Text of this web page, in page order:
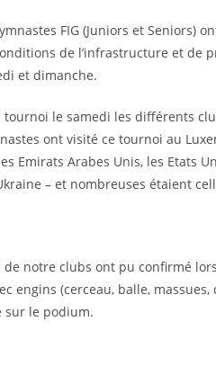
FIG (Juniors et Seniors)
de l’infrastructure et de
et dimanche.
tournoi le samedi les différents
ont visité ce tournoi au
Emirats Arabes Unis, les Etats
– et nombreuses étaient
de notre clubs ont pu confirmé
engins (cerceau, balle,
sur le podium.